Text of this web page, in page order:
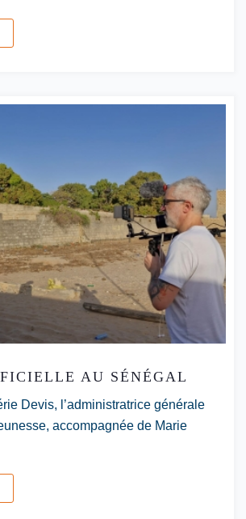
AU SÉNÉGAL
Devis, l’administratrice générale
accompagnée de Marie